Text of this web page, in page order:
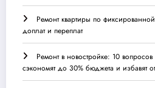
Ремонт квартиры по
доплат и переплат
Ремонт в новостройке: 10
сэкономят до 30% бюджета и избавят